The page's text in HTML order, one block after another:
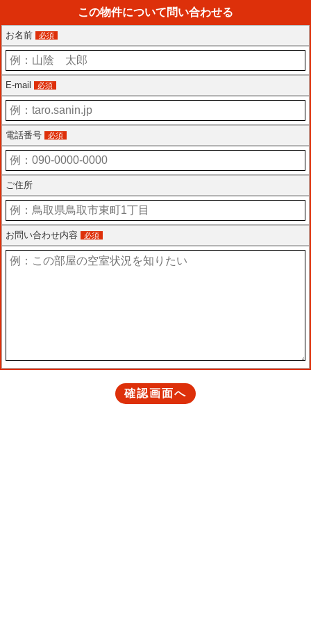
この物件について問い合わせる
お名前 必須
E-mail 必須
電話番号 必須
ご住所
お問い合わせ内容 必須